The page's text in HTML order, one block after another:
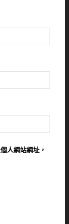
人網站網址，